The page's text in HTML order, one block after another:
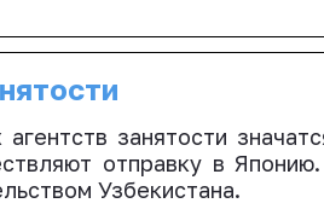
занятости
отправку в
Узбекистана.